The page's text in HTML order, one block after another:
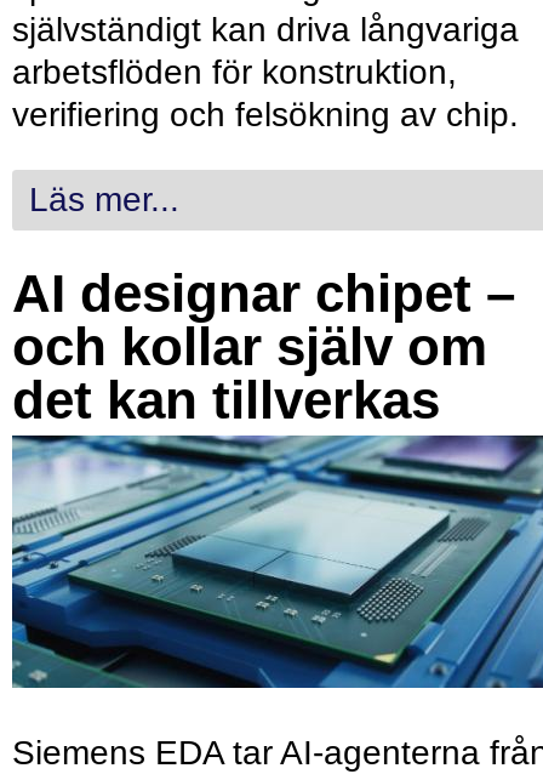
självständigt kan driva långvariga
arbetsflöden för konstruktion,
verifiering och felsökning av chip.
Läs mer...
AI designar chipet –
och kollar själv om
det kan tillverkas
Siemens EDA tar AI-agenterna